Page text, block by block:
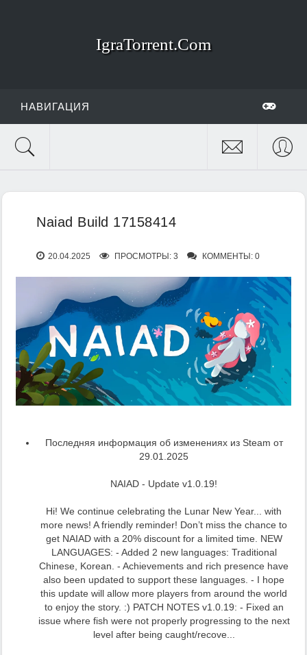
IgraTorrent.Com
НАВИГАЦИЯ
Naiad Build 17158414
20.04.2025 ПРОСМОТРЫ: 3 КОММЕНТЫ: 0
Последняя информация об изменениях из Steam от
29.01.2025
NAIAD - Update v1.0.19!
Hi! We continue celebrating the Lunar New Year... with
more news! A friendly reminder! Don’t miss the chance to
get NAIAD with a 20% discount for a limited time. NEW
LANGUAGES: - Added 2 new languages: Traditional
Chinese, Korean. - Achievements and rich presence have
also been updated to support these languages. - I hope
this update will allow more players from around the world
to enjoy the story. :) PATCH NOTES v1.0.19: - Fixed an
issue where fish were not properly progressing to the next
level after being caught/recove...